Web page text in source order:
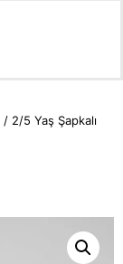
/ 2/5 Yaş Şapkalı